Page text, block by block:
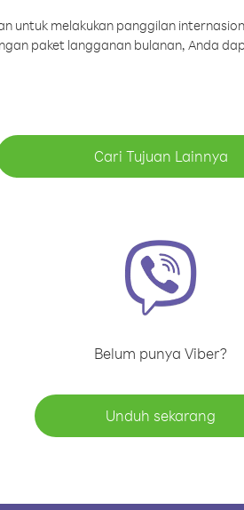
untuk melakukan panggilan
paket langganan bulanan, Anda
Cari Tujuan Lainnya
Belum punya Viber?
Unduh sekarang